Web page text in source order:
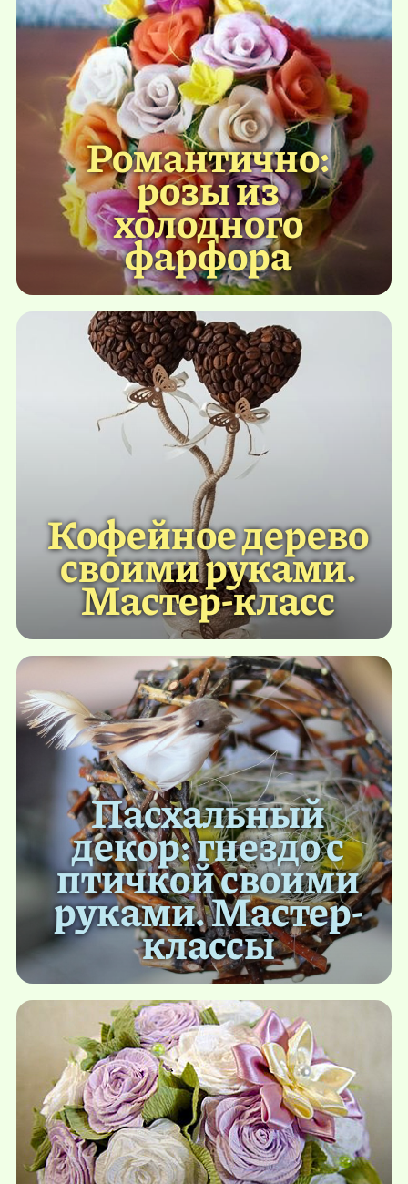
Романтично:
розы из
холодного
фарфора
Кофейное дерево
своими руками.
Мастер-класс
Пасхальный
декор: гнездо с
птичкой своими
руками. Мастер-
классы